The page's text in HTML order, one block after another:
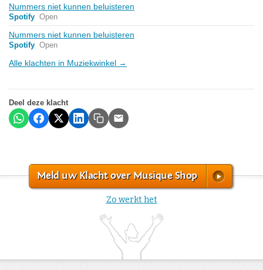
Nummers niet kunnen beluisteren
Spotify Open
Nummers niet kunnen beluisteren
Spotify Open
Alle klachten in Muziekwinkel →
Deel deze klacht
Meld uw Klacht over Musique Shop
Zo werkt het